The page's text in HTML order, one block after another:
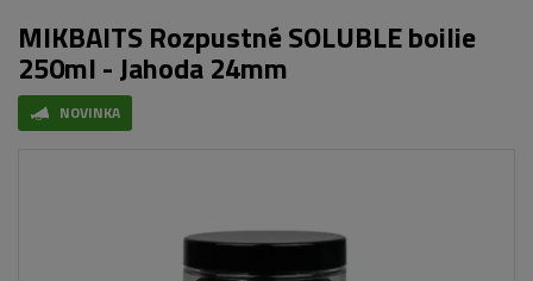
MIKBAITS Rozpustné SOLUBLE boilie
250ml - Jahoda 24mm
NOVINKA